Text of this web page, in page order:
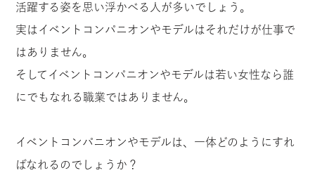
活躍する姿を思い浮かべる人が多いでしょう。
実はイベントコンパニオンやモデルはそれだけが仕事で
はありません。
そしてイベントコンパニオンやモデルは若い女性なら誰
にでもなれる職業ではありません。
イベントコンパニオンやモデルは、一体どのようにすれ
ばなれるのでしょうか？